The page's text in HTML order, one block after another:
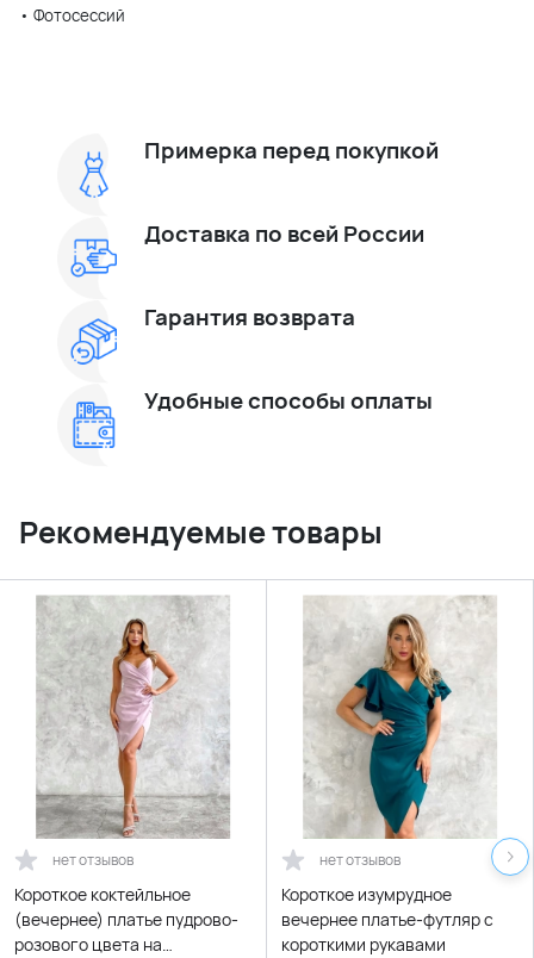
• Фотосессий
Примерка перед покупкой
Доставка по всей России
Гарантия возврата
Удобные способы оплаты
Рекомендуемые товары
нет отзывов
Короткое коктейльное
(вечернее) платье пудрово-
розового цвета на
нет отзывов
Короткое изумрудное
вечернее платье-футляр с
короткими рукавами